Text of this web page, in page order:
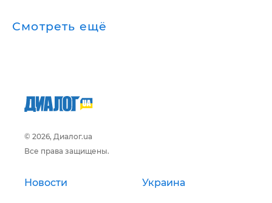
Смотреть ещё
© 2026, Диалог.ua
Все права защищены.
Новости Украина